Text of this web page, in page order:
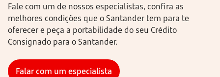
Fale com um de nossos especialistas, confira as
melhores condições que o Santander tem para te
oferecer e peça a portabilidade do seu Crédito
Consignado para o Santander.
Falar com um especialista